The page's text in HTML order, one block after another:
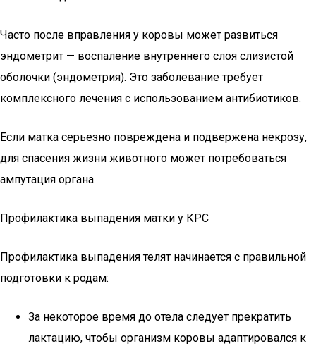
Часто после вправления у коровы может развиться
эндометрит — воспаление внутреннего слоя слизистой
оболочки (эндометрия). Это заболевание требует
комплексного лечения с использованием антибиотиков.
Если матка серьезно повреждена и подвержена некрозу,
для спасения жизни животного может потребоваться
ампутация органа.
Профилактика выпадения матки у КРС
Профилактика выпадения телят начинается с правильной
подготовки к родам:
За некоторое время до отела следует прекратить
лактацию, чтобы организм коровы адаптировался к